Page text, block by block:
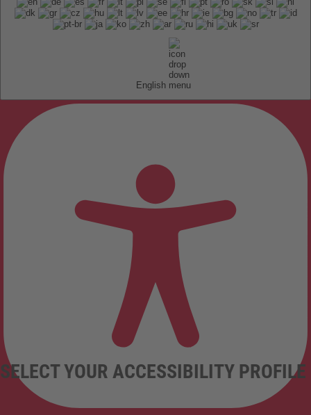
English
SELECT YOUR ACCESSIBILITY PROFILE